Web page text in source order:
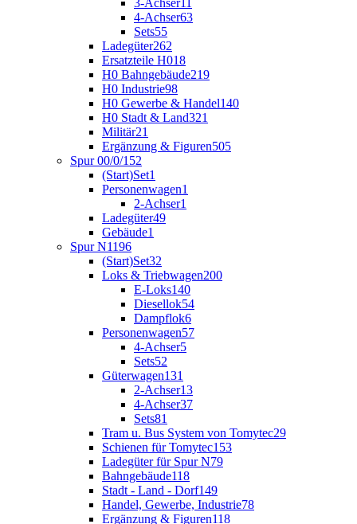
3-Achser11
4-Achser63
Sets55
Ladegüter262
Ersatzteile H018
H0 Bahngebäude219
H0 Industrie98
H0 Gewerbe & Handel140
H0 Stadt & Land321
Militär21
Ergänzung & Figuren505
Spur 00/0/1 52
(Start)Set1
Personenwagen1
2-Achser1
Ladegüter49
Gebäude1
Spur N1196
(Start)Set32
Loks & Triebwagen200
E-Loks140
Diesellok54
Dampflok6
Personenwagen57
4-Achser5
Sets52
Güterwagen131
2-Achser13
4-Achser37
Sets81
Tram u. Bus System von Tomytec29
Schienen für Tomytec153
Ladegüter für Spur N79
Bahngebäude118
Stadt - Land - Dorf149
Handel, Gewerbe, Industrie78
Ergänzung & Figuren118